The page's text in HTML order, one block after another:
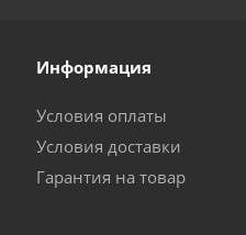
Информация
Условия оплаты
Условия доставки
Гарантия на товар